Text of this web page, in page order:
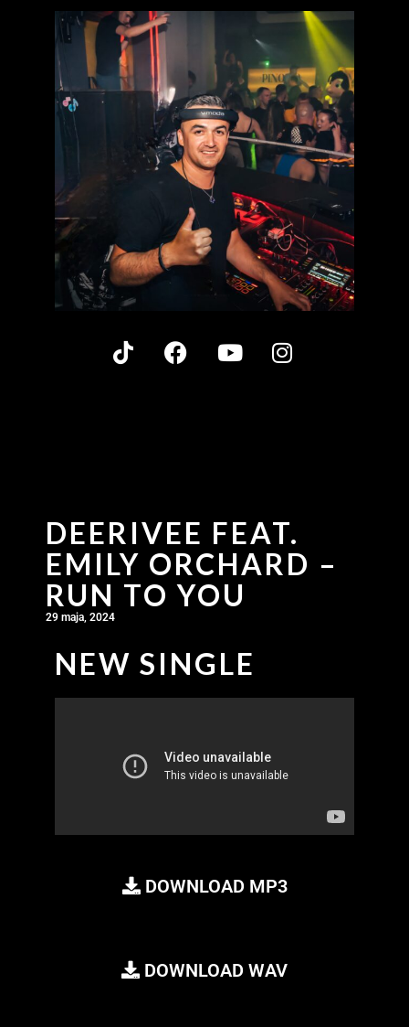
DEERIVEE FEAT.
EMILY ORCHARD –
RUN TO YOU
29 maja, 2024
NEW SINGLE
DOWNLOAD MP3
DOWNLOAD WAV